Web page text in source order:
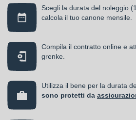
Scegli la durata del noleggio
calcola il tuo canone mensile.
Compila il contratto online e
grenke.
Utilizza il bene per la durata
sono protetti da